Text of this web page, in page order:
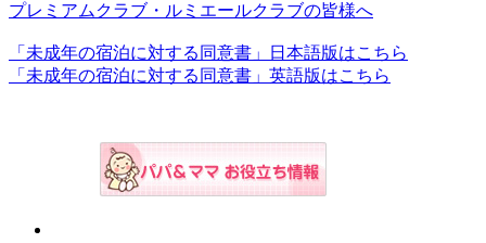
プレミアムクラブ・ルミエールクラブの皆様へ
「未成年の宿泊に対する同意書」日本語版はこちら
「未成年の宿泊に対する同意書」英語版はこちら